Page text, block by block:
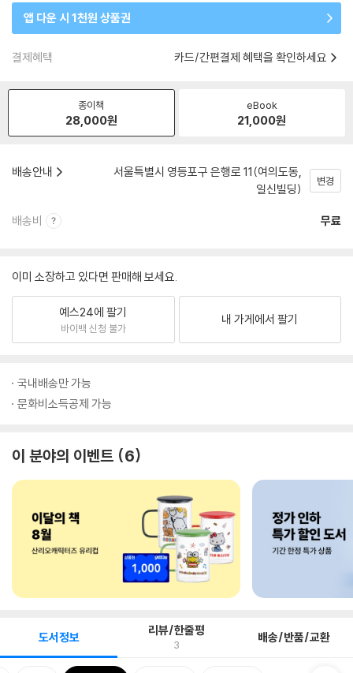
앱 다운 시 1천원 상품권
결제혜택 카드/간편결제 혜택을 확인하세요
종이책
28,000원
eBook
21,000원
배송안내
서울특별시 영등포구 은행로 11(여의도동,
일신빌딩)
변경
배송비 무료
이미 소장하고 있다면 판매해 보세요.
예스24에 팔기
바이백 신청 불가
내 가게에서 팔기
국내배송만 가능
문화비소득공제 가능
이 분야의 이벤트 6
도서정보 리뷰/한줄평
3 배송/반품/교환